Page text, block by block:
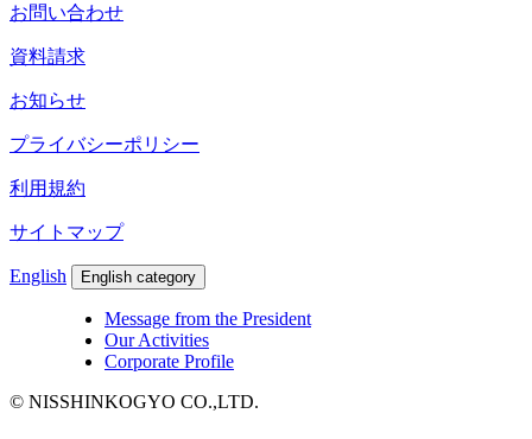
お問い合わせ
資料請求
お知らせ
プライバシーポリシー
利用規約
サイトマップ
English English category
Message from the President
Our Activities
Corporate Profile
© NISSHINKOGYO CO.,LTD.